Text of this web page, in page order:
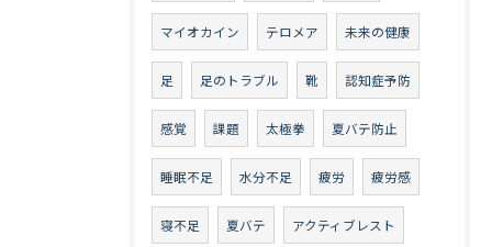
マイオカイン テロメア 未来の健康
足 足のトラブル 靴 認知症予防
感覚 課題 太極拳 夏バテ防止
睡眠不足 水分不足 疲労 疲労感
寝不足 夏バテ アクティブレスト